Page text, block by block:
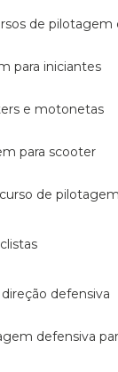
de
para iniciantes
e motonetas
para scooter
curso de
defensiva
defensiva